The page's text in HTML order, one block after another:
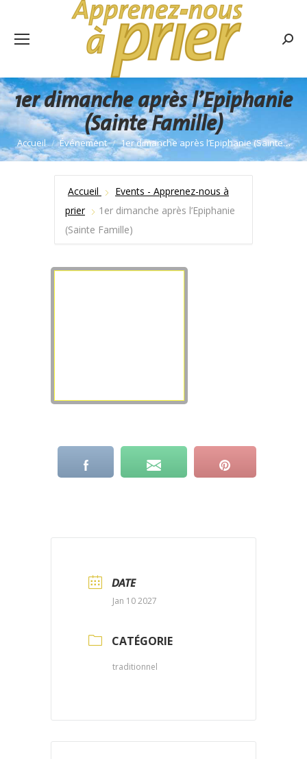
1er dimanche après l’Epiphanie
(Sainte Famille)
Vous êtes ici :
Accueil Événement 1er dimanche après l’Epiphanie (Sainte…
Accueil
Events - Apprenez-nous à
prier
1er dimanche après l’Epiphanie
(Sainte Famille)
DATE
Jan 10 2027
CATÉGORIE
traditionnel